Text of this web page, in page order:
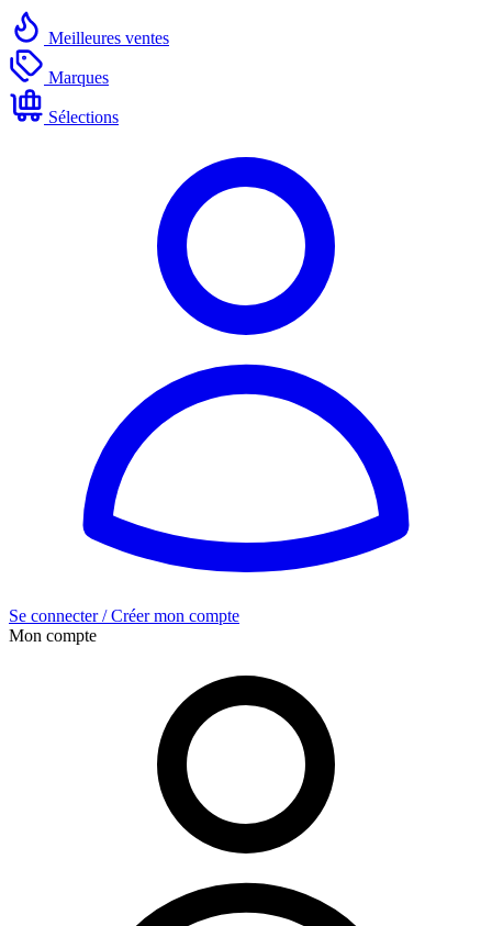
Meilleures ventes
Marques
Sélections
Se connecter / Créer mon compte
Mon compte